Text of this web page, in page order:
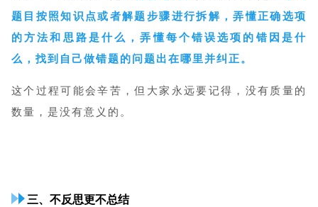
题目按照知识点或者解题步骤进行拆解，弄懂正确选项
的方法和思路是什么，弄懂每个错误选项的错因是什
么，找到自己做错题的问题出在哪里并纠正。
这个过程可能会辛苦，但大家永远要记得，没有质量的
数量，是没有意义的。
三、不反思更不总结